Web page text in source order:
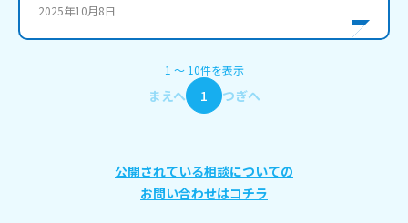
2025年10月8日
1 〜 10件を表示
まえへ 1 つぎへ
公開されている相談についての
お問い合わせはコチラ